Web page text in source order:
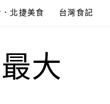
北捷美食 台灣食記
大